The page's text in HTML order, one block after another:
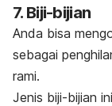
7. Biji-bijian
Anda bisa
sebagai
rami.
Jenis biji-bijian